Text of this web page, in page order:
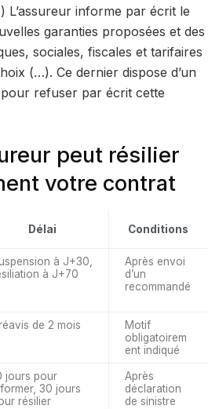
L’assureur informe par écrit le
garanties proposées et des
sociales, fiscales et tarifaires
(…). Ce dernier dispose d’un
refuser par écrit cette
peut résilier
votre contrat
Délai Conditions
à J+30,
à J+70
Après envoi
d’un
recommandé
de 2 mois
Motif
obligatoirem
ent indiqué
jours pour
30 jours
résilier
Après
déclaration
de sinistre